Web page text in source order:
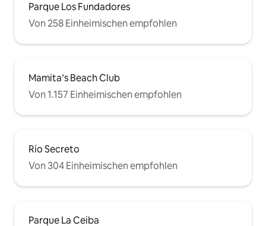
Parque Los Fundadores
Von 258 Einheimischen empfohlen
Mamita’s Beach Club
Von 1.157 Einheimischen empfohlen
Río Secreto
Von 304 Einheimischen empfohlen
Parque La Ceiba